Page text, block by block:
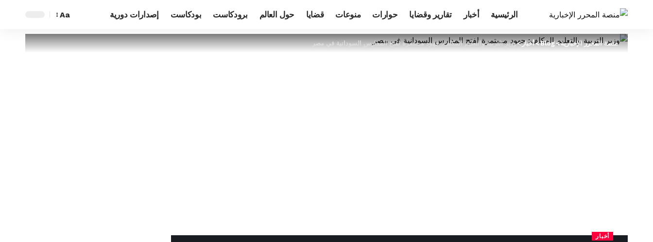
الرئيسية أخبار تقارير وقضايا حوارات منوعات قضايا حول العالم برودكاست بودكاست إصدارات دورية Aa
منصة المحرر الإخبارية>
Blog
>أخبار>وزير التربية والتعليم المكلف: جهود مستمرة لفتح المدارس السودانية في مصر
أخبار